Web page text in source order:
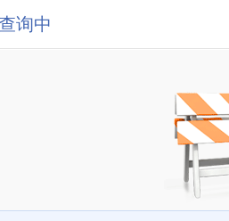
询中